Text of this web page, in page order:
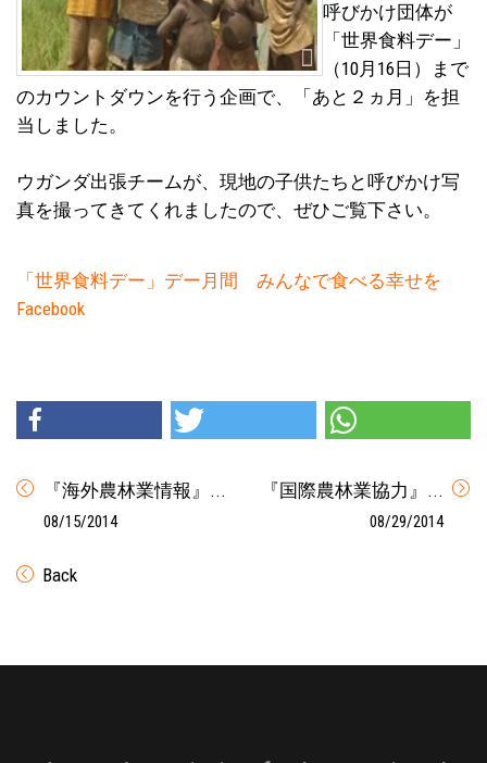
呼びかけ団体が
「世界食料デー」
（10月16日）まで
のカウントダウンを行う企画で、「あと２ヵ月」を担
当しました。
ウガンダ出張チームが、現地の子供たちと呼びかけ写
真を撮ってきてくれましたので、ぜひご覧下さい。
「世界食料デー」デー月間 みんなで食べる幸せを
Facebook
『海外農林業情報』...
08/15/2014
『国際農林業協力』...
08/29/2014
Back